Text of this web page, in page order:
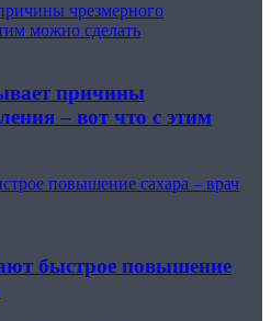
чрезмерного
можно сделать
причины
– вот что с этим
повышение сахара – врач
быстрое повышение